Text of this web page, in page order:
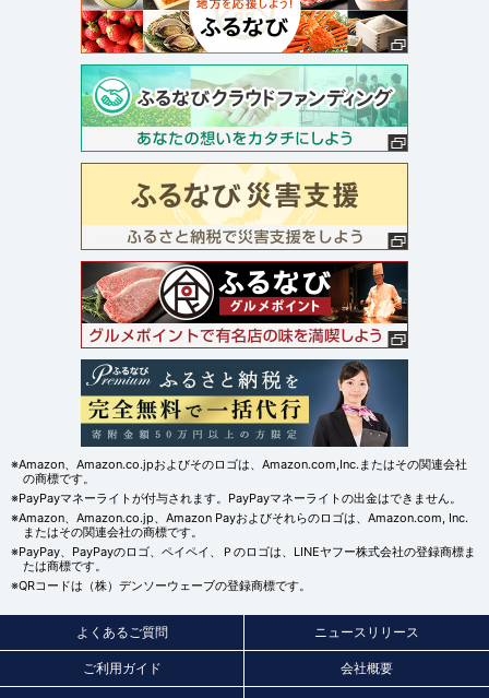
※Amazon、Amazon.co.jpおよびそのロゴは、Amazon.com,Inc.またはその関連会社
の商標です。
※PayPayマネーライトが付与されます。PayPayマネーライトの出金はできません。
※Amazon、Amazon.co.jp、Amazon Payおよびそれらのロゴは、Amazon.com, Inc.
またはその関連会社の商標です。
※PayPay、PayPayのロゴ、ペイペイ、Ｐのロゴは、LINEヤフー株式会社の登録商標ま
たは商標です。
※QRコードは（株）デンソーウェーブの登録商標です。
よくあるご質問 ニュースリリース
ご利用ガイド 会社概要